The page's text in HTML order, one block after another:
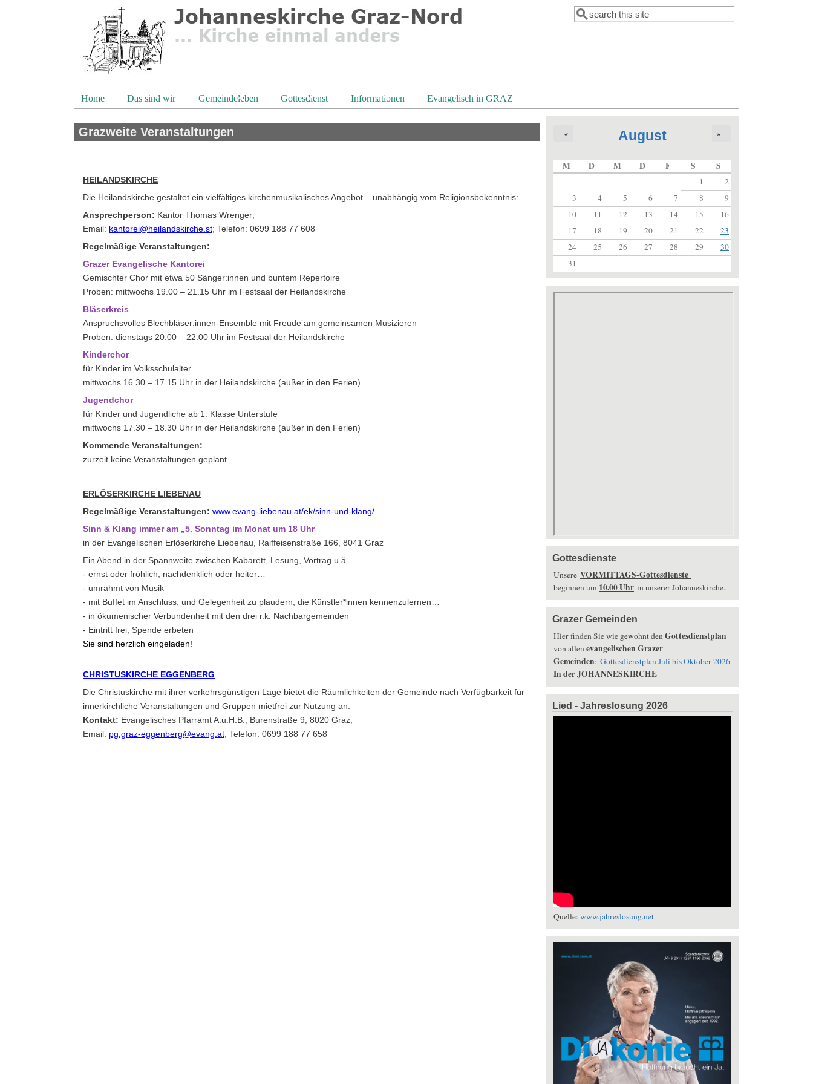
Suchformular
Suche
Home Das sind wir Gemeindeleben Gottesdienst Informationen Evangelisch in GRAZ
Grazweite Veranstaltungen
HEILANDSKIRCHE
Die Heilandskirche gestaltet ein vielfältiges kirchenmusikalisches Angebot – unabhängig vom Religionsbekenntnis:
Ansprechperson: Kantor Thomas Wrenger;
Email: kantorei@heilandskirche.st; Telefon: 0699 188 77 608
Regelmäßige Veranstaltungen:
Grazer Evangelische Kantorei
Gemischter Chor mit etwa 50 Sänger:innen und buntem Repertoire
Proben: mittwochs 19.00 – 21.15 Uhr im Festsaal der Heilandskirche
Bläserkreis
Anspruchsvolles Blechbläser:innen-Ensemble mit Freude am gemeinsamen Musizieren
Proben: dienstags 20.00 – 22.00 Uhr im Festsaal der Heilandskirche
Kinderchor
für Kinder im Volksschulalter
mittwochs 16.30 – 17.15 Uhr in der Heilandskirche (außer in den Ferien)
Jugendchor
für Kinder und Jugendliche ab 1. Klasse Unterstufe
mittwochs 17.30 – 18.30 Uhr in der Heilandskirche (außer in den Ferien)
Kommende Veranstaltungen:
zurzeit keine Veranstaltungen geplant
ERLÖSERKIRCHE LIEBENAU
Regelmäßige Veranstaltungen: www.evang-liebenau.at/ek/sinn-und-klang/
Sinn & Klang immer am „5. Sonntag im Monat um 18 Uhr
in der Evangelischen Erlöserkirche Liebenau, Raiffeisenstraße 166, 8041 Graz
Ein Abend in der Spannweite zwischen Kabarett, Lesung, Vortrag u.ä.
- ernst oder fröhlich, nachdenklich oder heiter…
- umrahmt von Musik
- mit Buffet im Anschluss, und Gelegenheit zu plaudern, die Künstler*innen kennenzulernen…
- in ökumenischer Verbundenheit mit den drei r.k. Nachbargemeinden
- Eintritt frei, Spende erbeten
Sie sind herzlich eingeladen!
CHRISTUSKIRCHE EGGENBERG
Die Christuskirche mit ihrer verkehrsgünstigen Lage bietet die Räumlichkeiten der Gemeinde nach Verfügbarkeit für
innerkirchliche Veranstaltungen und Gruppen mietfrei zur Nutzung an.
Kontakt: Evangelisches Pfarramt A.u.H.B.; Burenstraße 9; 8020 Graz,
Email: pg.graz-eggenberg@evang.at; Telefon: 0699 188 77 658
August
« »
M D M D F S S
1
2
3
4 5 6 7 8
9
10
11 12 13 14 15
16
17
18 19 20 21 22
23
24
25 26 27 28 29
30
31
Gottesdienste
Unsere VORMITTAGS-Gottesdienste
beginnen um 10.00 Uhr in unserer Johanneskirche.
Grazer Gemeinden
Hier finden Sie wie gewohnt denGottesdienstplan
von allenevangelischen Grazer
Gemeinden: Gottesdienstplan Juli bis Oktober 2026
In der JOHANNESKIRCHE
Lied - Jahreslosung 2026
Quelle: www.jahreslosung.net